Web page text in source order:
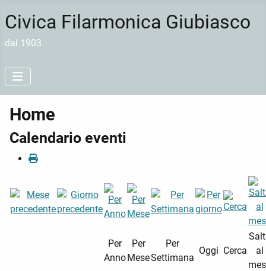
Civica Filarmonica Giubiasco
dal 1903
Home
Calendario eventi
Per
Anno
Per
Mese
Per
Settimana
Oggi Cerca
al